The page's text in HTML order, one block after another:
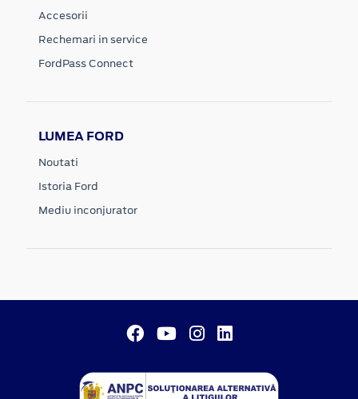
Accesorii
Rechemari in service
FordPass Connect
LUMEA FORD
Noutati
Istoria Ford
Mediu inconjurator